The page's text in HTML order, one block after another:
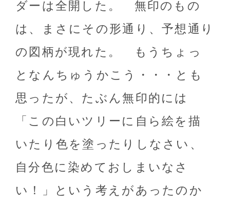
ダーは全開した。 無印のもの
は、まさにその形通り、予想通り
の図柄が現れた。 もうちょっ
となんちゅうかこう・・・とも
思ったが、たぶん無印的には
「この白いツリーに自ら絵を描
いたり色を塗ったりしなさい、
自分色に染めておしまいなさ
い！」という考えがあったのか